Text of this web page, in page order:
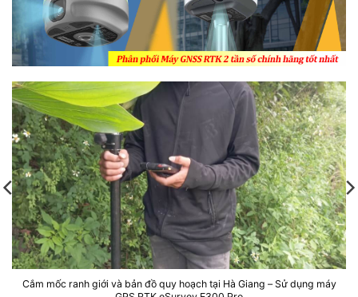
Cắm mốc ranh giới và bản đồ quy hoạch tại Hà Giang – Sử dụng máy